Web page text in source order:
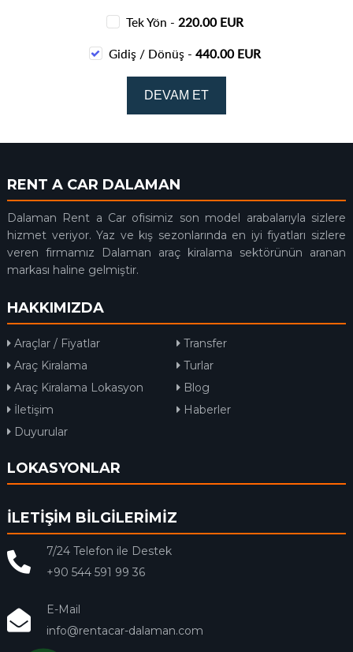
Tek Yön - 220.00 EUR
Gidiş / Dönüş -440.00 EUR
RENT A CAR DALAMAN
Dalaman Rent a Car ofisimiz son model arabalarıyla sizlere
hizmet veriyor. Yaz ve kış sezonlarında en iyi fiyatları sizlere
veren firmamız Dalaman araç kiralama sektörünün aranan
markası haline gelmiştir.
HAKKIMIZDA
Araçlar / Fiyatlar
Transfer
Araç Kiralama
Turlar
Araç Kiralama Lokasyon
Blog
İletişim
Haberler
Duyurular
LOKASYONLAR
İLETİŞİM BİLGİLERİMİZ
7/24 Telefon ile Destek
+90 544 591 99 36
E-Mail
info@rentacar-dalaman.com